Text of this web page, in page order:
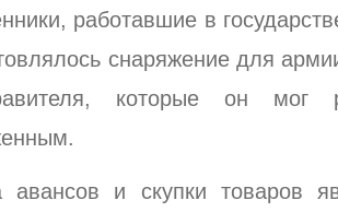
работавшие в
снаряжение для
которые он мог
авансов и скупки товаров